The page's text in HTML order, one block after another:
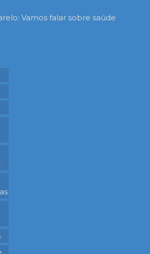
Vamos falar sobre saúde